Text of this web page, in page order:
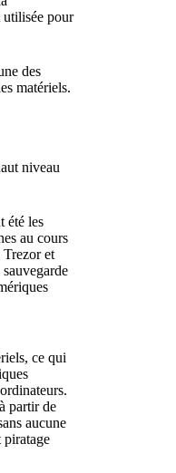
pour
des
matériels.
niveau
été les
au cours
Trezor et
ce qui
partir de
aucune
piratage